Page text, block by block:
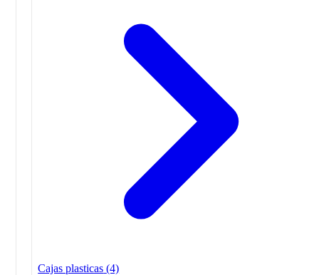
Cajas plasticas (4)